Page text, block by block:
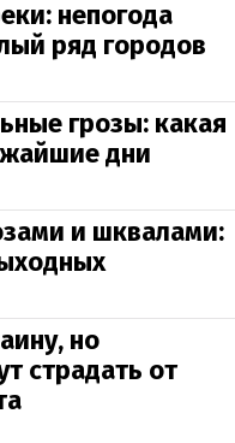
непогода
ряд городов
грозы: какая
дни
и шквалами:
но
страдать от